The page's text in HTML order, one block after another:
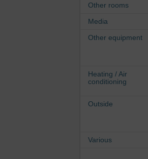
Other rooms
Media
Other equipment
Heating / Air
conditioning
Outside
Various